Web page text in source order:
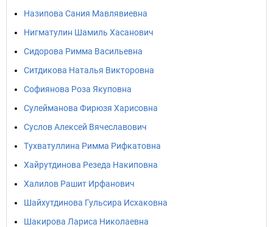
Назипова Сания Мавлявиевна
Нигматулин Шамиль Хасанович
Сидорова Римма Васильевна
Ситдикова Наталья Викторовна
Софиянова Роза Якуповна
Сулейманова Фирюзя Харисовна
Суслов Алексей Вячеславович
Тухватуллина Римма Рифкатовна
Хайрутдинова Резеда Накиповна
Халилов Рашит Ирфанович
Шайхутдинова Гульсира Исхаковна
Шакирова Лариса Николаевна